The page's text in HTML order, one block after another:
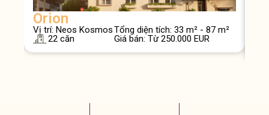
Orion
Vị trí: Neos KosmosTổng diện tích: 33 m² - 87 m²
22 căn
Giá bán: Từ 250.000 EUR